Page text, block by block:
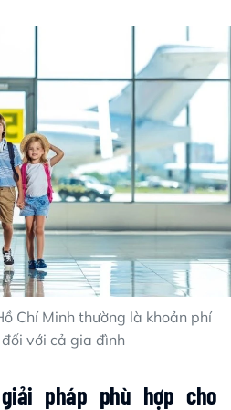
Chí Minh thường là khoản phí
với cả gia đình
pháp phù hợp cho